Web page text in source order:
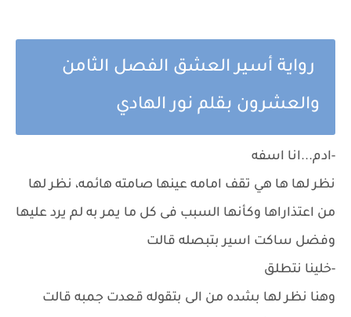
رواية أسير العشق الفصل الثامن
والعشرون بقلم نور الهادي
-ادم...انا اسفه
نظر لها ها هي تقف امامه عينها صامته هائمه، نظر لها
من اعتذاراها وكأنها السبب فى كل ما يمر به لم يرد عليها
وفضل ساكت اسير بتبصله قالت
-خلينا نتطلق
وهنا نظر لها بشده من الى بتقوله قعدت جمبه قالت